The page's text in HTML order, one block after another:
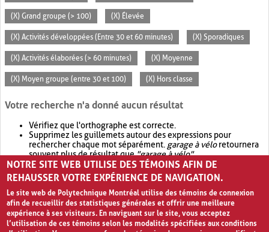
(X) Grand groupe (> 100) (X) Élevée
(X) Activités développées (Entre 30 et 60 minutes) (X) Sporadiques
(X) Activités élaborées (> 60 minutes) (X) Moyenne
(X) Moyen groupe (entre 30 et 100) (X) Hors classe
Votre recherche n'a donné aucun résultat
Vérifiez que l'orthographe est correcte.
Supprimez les guillemets autour des expressions pour
rechercher chaque mot séparément. garage à véloretournera
souvent plus de résultat que"garage à vélo".
Envisagez d'élargir votre recherche avec OR.garage OR vélo
retournera souvent plus de résultat quegarage à vélo
NOTRE SITE WEB UTILISE DES TÉMOINS AFIN DE
REHAUSSER VOTRE EXPÉRIENCE DE NAVIGATION.
Le site web de Polytechnique Montréal utilise des témoins de connexion
afin de recueillir des statistiques générales et offrir une meilleure
expérience à ses visiteurs. En naviguant sur le site, vous acceptez
l’utilisation de ces témoins selon les modalités spécifiées aux conditions